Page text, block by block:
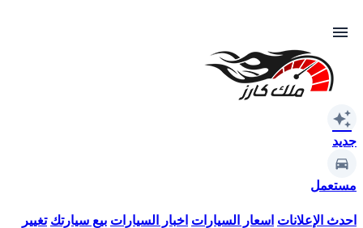
menu
auto_awesome
جديد
مستعمل
احدث الإعلانات اسعار السيارات اخبار السيارات بيع سيارتك تغيير